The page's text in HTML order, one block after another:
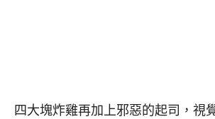
四大塊炸雞再加上邪惡的起司，視